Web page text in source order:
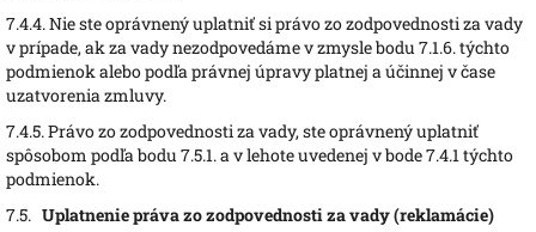
7.4.4.Nie ste oprávnený uplatniť si právo zo zodpovednosti za vady
v prípade, ak za vady nezodpovedáme v zmysle bodu 7.1.6. týchto
podmienok alebo podľa právnej úpravy platnej a účinnej v čase
uzatvorenia zmluvy.
7.4.5.Právo zo zodpovednosti za vady, ste oprávnený uplatniť
spôsobom podľa bodu 7.5.1. a v lehote uvedenej v bode 7.4.1 týchto
podmienok.
7.5. Uplatnenie práva zo zodpovednosti za vady (reklamácie)